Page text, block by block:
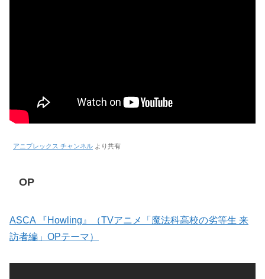
アニプレックス チャンネル より共有
OP
ASCA 『Howling』（TVアニメ「魔法科高校の劣等生 来
訪者編」OPテーマ）